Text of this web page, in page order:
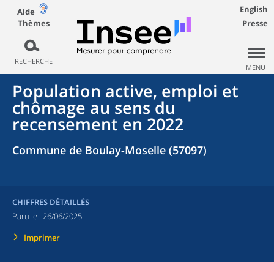
Aide
Thèmes
RECHERCHE
English
Presse
MENU
Population active, emploi et
chômage au sens du
recensement en 2022
Commune de Boulay-Moselle (57097)
CHIFFRES DÉTAILLÉS
Paru le : 26/06/2025
Imprimer